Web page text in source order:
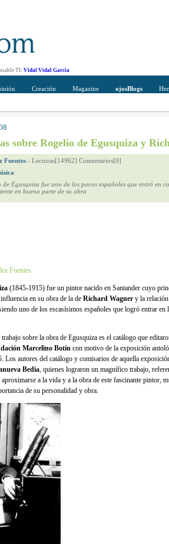
TI: Vidal Vidal Garcia
Creación Magazine ojosBlogs
Direccción de correo del
sobre Rogelio de Egusquiza y
Fuentes - Lecturas[14962] Comentarios[0]
Egusquiza fue uno de los pocos españoles que entró en
en buena parte de su obra
Fuentes
(1845-1915) fue un pintor nacido en Santander cuyo
en su obra de la de Richard Wagner y la
uno de los escasísimos españoles que logró entrar
sobre la obra de Egusquiza es el catálogo que
Marcelino Botín con motivo de la exposición
Los autores del catálogo y comisarios de aquella
Bedia, quienes lograron un magnífico trabajo,
aproximarse a la vida y a la obra de este fascinante pintor,
de su personalidad y obra.